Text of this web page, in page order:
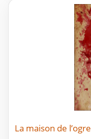
La maison de l’ogre